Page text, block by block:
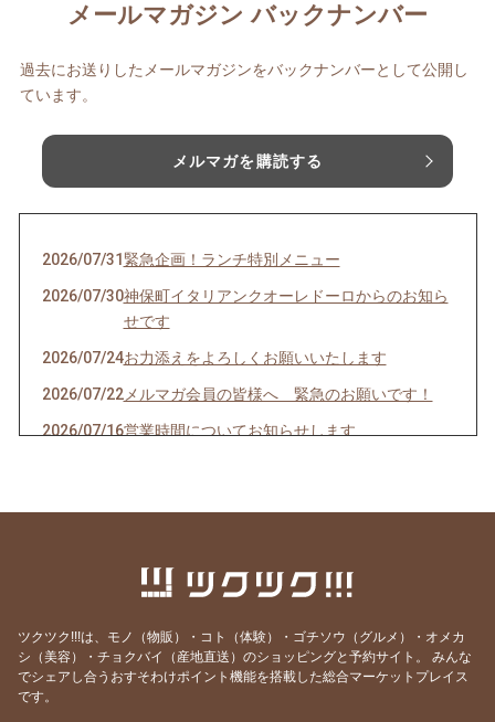
メールマガジン バックナンバー
過去にお送りしたメールマガジンをバックナンバーとして公開し
ています。
メルマガを購読する
2026/07/31 緊急企画！ランチ特別メニュー
2026/07/30神保町イタリアンクオーレドーロからのお知ら
せです
2026/07/24お力添えをよろしくお願いいたします
2026/07/22メルマガ会員の皆様へ 緊急のお願いです！
2026/07/16営業時間についてお知らせします
急なお知らせですみません！
2026/06/19 モモのパスタの試作を作りました
2026/06/09 先週はほとんどランチ営業ができず・・・申し
ツクツク!!!は、モノ（物販）・コト（体験）・ゴチソウ（グルメ）・オメカ
シ（美容）・チョクバイ（産地直送）のショッピングと予約サイト。
みんな
でシェアし合うおすそわけポイント機能を搭載した総合マーケットプレイス
です。